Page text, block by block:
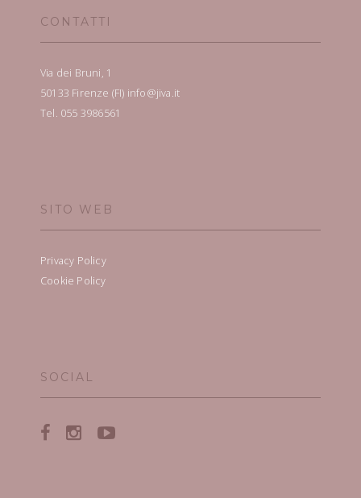
CONTATTI
Via dei Bruni, 1
50133 Firenze (FI) info@jiva.it
Tel. 055 3986561
SITO WEB
Privacy Policy
Cookie Policy
SOCIAL